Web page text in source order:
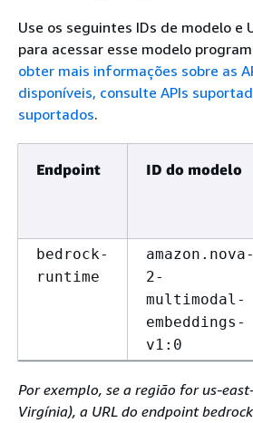
Use os seguintes IDs de modelo e
para acessar esse modelo
obter mais informações sobre as
disponíveis, consulte APIs
suportados.
Endpoint ID do modelo
bedrock-
runtime
amazon.nova-
2-
multimodal-
embeddings-
v1:0
Por exemplo, se a região for us-
Virgínia), a URL do endpoint